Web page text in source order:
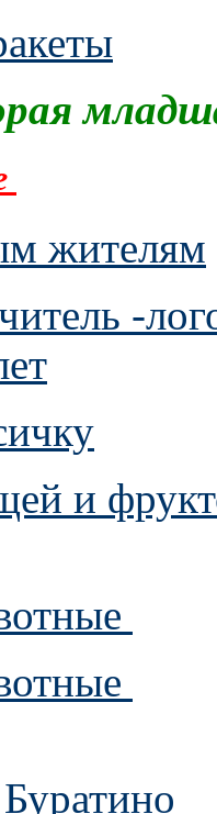
жителям
-
и